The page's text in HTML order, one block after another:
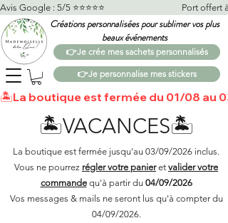
Créations personnalisées pour sublimer vos plus
beaux événements
👉Je crée mes sachets personnalisés
Avis Google : 5/5 ⭐️⭐️⭐️⭐️⭐️
👉Je personnalise mes stickers
🏝️La boutique est fermée du 01/08 au
🏝️VACANCES🏝️
La boutique est fermée jusqu'au 03/09/2026 inclus.
Vous ne pourrez régler votre panieret valider votre
commandequ'à partir du 04/09/2026
Vos messages & mails ne seront lus qu'à compter du
04/09/2026.